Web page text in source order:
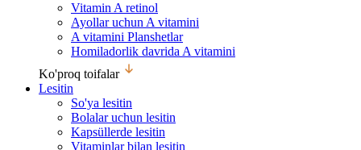
Vitamin A retinol
Ayollar uchun A vitamini
A vitamini Planshetlar
Homiladorlik davrida A vitamini
Ko'proq toifalar
Lesitin
So'ya lesitin
Bolalar uchun lesitin
Kapsüllerde lesitin
Vitaminlar bilan lesitin